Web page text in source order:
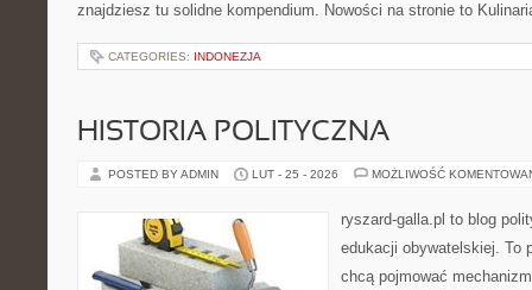
znajdziesz tu solidne kompendium. Nowości na stronie to
CATEGORIES: INDONEZJA
HISTORIA POLITYCZNA
POSTED BY ADMIN LUT - 25 - 2026 MOŻLIWOŚĆ
ryszard-galla.pl to blog
edukacji obywatelskiej. To
chcą pojmować